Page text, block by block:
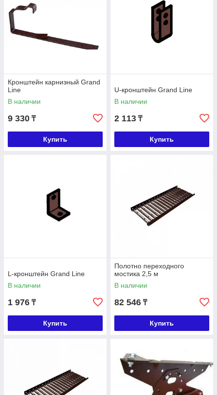
Кронштейн карнизный Grand
Line
В наличии
9 330 ₸
Купить
U-кронштейн Grand Line
В наличии
2 113 ₸
Купить
L-кронштейн Grand Line
В наличии
1 976 ₸
Купить
Полотно переходного
мостика 2,5 м
В наличии
82 546 ₸
Купить